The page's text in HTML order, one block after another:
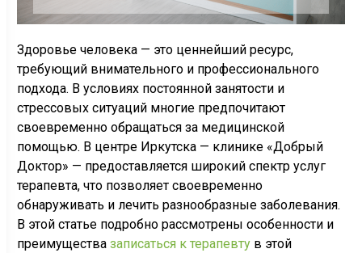
Здоровье человека — это ценнейший ресурс,
требующий внимательного и профессионального
подхода. В условиях постоянной занятости и
стрессовых ситуаций многие предпочитают
своевременно обращаться за медицинской
помощью. В центре Иркутска — клинике «Добрый
Доктор» — предоставляется широкий спектр услуг
терапевта, что позволяет своевременно
обнаруживать и лечить разнообразные заболевания.
В этой статье подробно рассмотрены особенности и
преимущества записаться к терапевтув этой